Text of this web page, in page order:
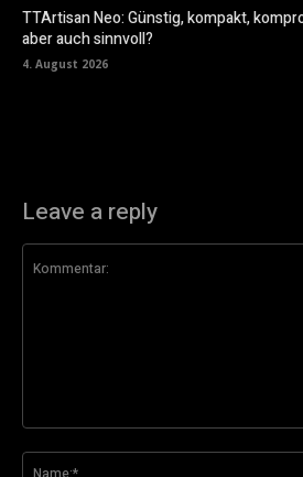
TTArtisan Neo: Günstig, kompakt,
aber auch sinnvoll?
4. August 2026
Leave a reply